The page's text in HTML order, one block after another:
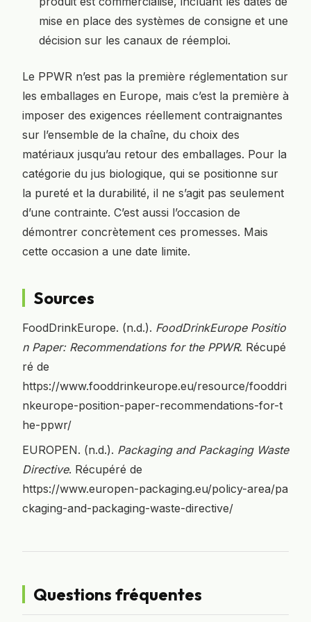
mise en place des systèmes de consigne et une
décision sur les canaux de réemploi.
Le PPWR n’est pas la première réglementation sur
les emballages en Europe, mais c’est la première à
imposer des exigences réellement contraignantes
sur l’ensemble de la chaîne, du choix des
matériaux jusqu’au retour des emballages. Pour la
catégorie du jus biologique, qui se positionne sur
la pureté et la durabilité, il ne s’agit pas seulement
d’une contrainte. C’est aussi l’occasion de
démontrer concrètement ces promesses. Mais
cette occasion a une date limite.
Sources
FoodDrinkEurope. (n.d.). FoodDrinkEurope Positio
n Paper: Recommendations for the PPWR. Récupé
ré de
https://www.fooddrinkeurope.eu/resource/fooddri
nkeurope-position-paper-recommendations-for-t
he-ppwr/
EUROPEN. (n.d.). Packaging and Packaging Waste
Directive. Récupéré de
https://www.europen-packaging.eu/policy-area/pa
ckaging-and-packaging-waste-directive/
Questions fréquentes